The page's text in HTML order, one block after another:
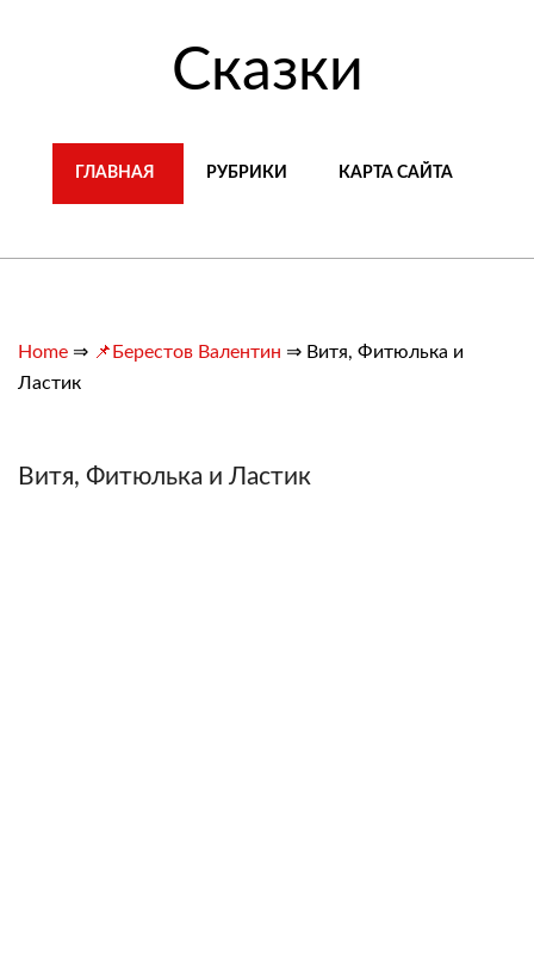
Сказки
ГЛАВНАЯ РУБРИКИ КАРТА САЙТА
Home ⇒ 📌Берестов Валентин ⇒ Витя, Фитюлька и
Ластик
Витя, Фитюлька и Ластик